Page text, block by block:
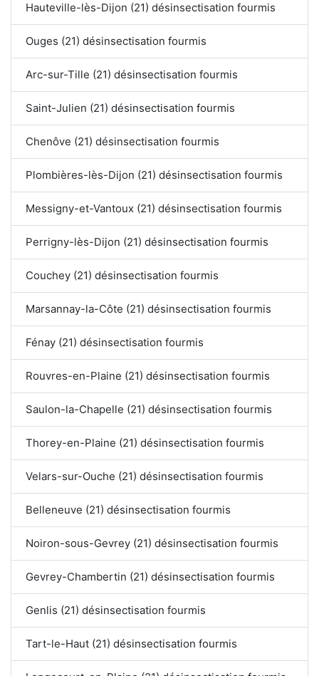
Hauteville-lès-Dijon (21) désinsectisation fourmis
Ouges (21) désinsectisation fourmis
Arc-sur-Tille (21) désinsectisation fourmis
Saint-Julien (21) désinsectisation fourmis
Chenôve (21) désinsectisation fourmis
Plombières-lès-Dijon (21) désinsectisation fourmis
Messigny-et-Vantoux (21) désinsectisation fourmis
Perrigny-lès-Dijon (21) désinsectisation fourmis
Couchey (21) désinsectisation fourmis
Marsannay-la-Côte (21) désinsectisation fourmis
Fénay (21) désinsectisation fourmis
Rouvres-en-Plaine (21) désinsectisation fourmis
Saulon-la-Chapelle (21) désinsectisation fourmis
Thorey-en-Plaine (21) désinsectisation fourmis
Velars-sur-Ouche (21) désinsectisation fourmis
Belleneuve (21) désinsectisation fourmis
Noiron-sous-Gevrey (21) désinsectisation fourmis
Gevrey-Chambertin (21) désinsectisation fourmis
Genlis (21) désinsectisation fourmis
Tart-le-Haut (21) désinsectisation fourmis